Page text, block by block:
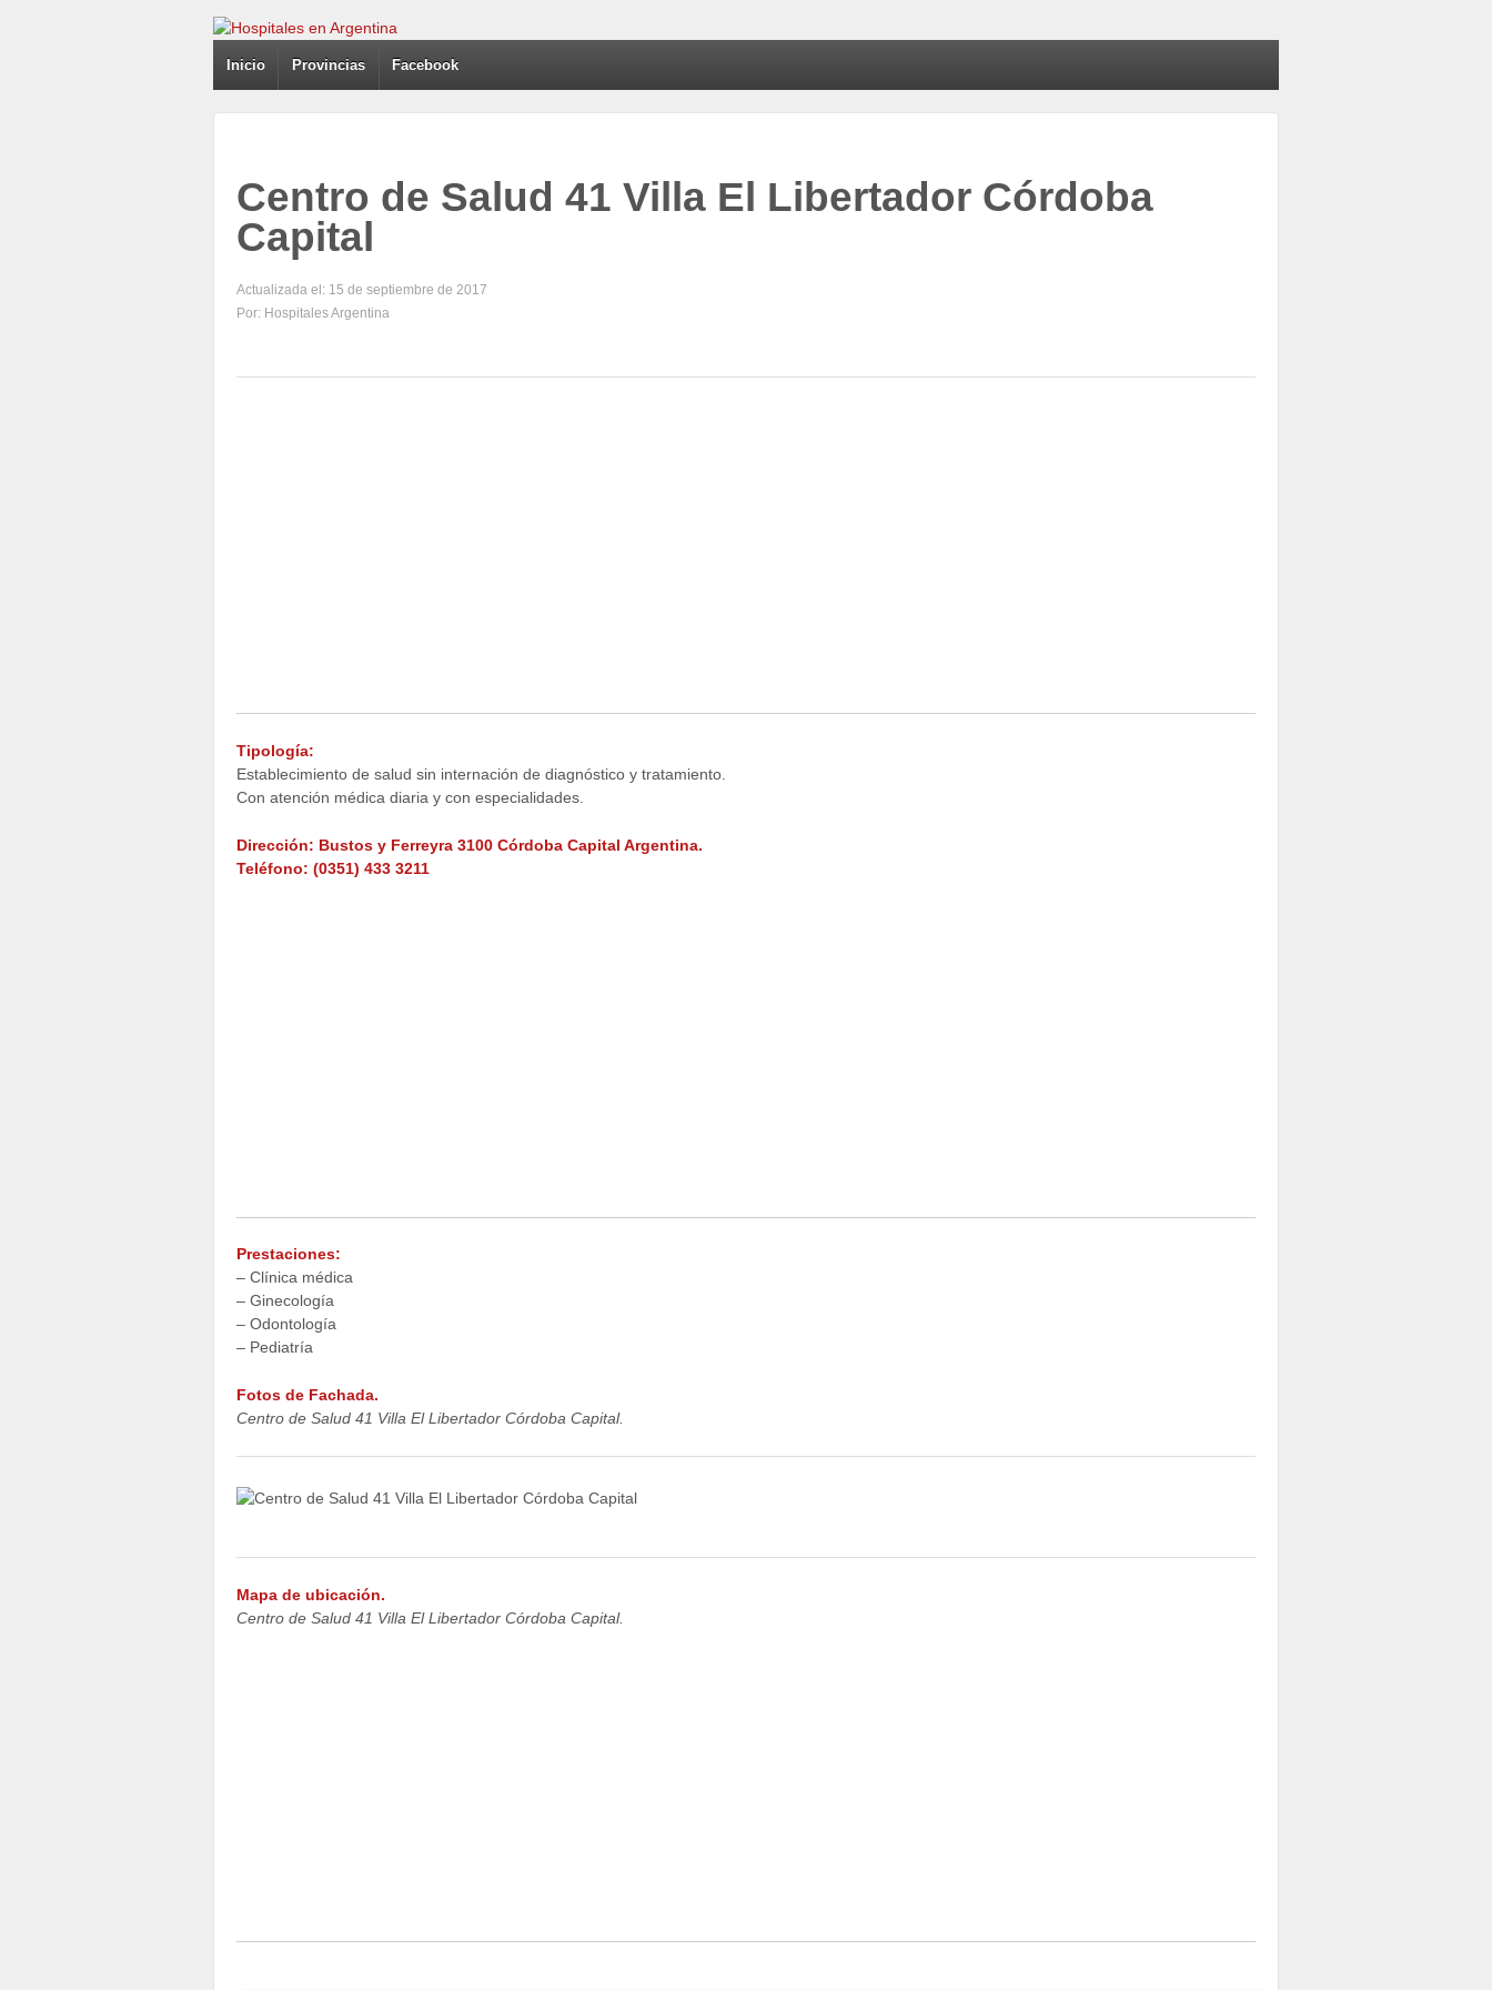
Inicio Provincias Facebook
Centro de Salud 41 Villa El Libertador Córdoba
Capital
Actualizada el: 15 de septiembre de 2017
Por: Hospitales Argentina
Tipología:
Establecimiento de salud sin internación de diagnóstico y tratamiento.
Con atención médica diaria y con especialidades.
Dirección: Bustos y Ferreyra 3100 Córdoba Capital Argentina.
Teléfono: (0351) 433 3211
Prestaciones:
– Clínica médica
– Ginecología
– Odontología
– Pediatría
Fotos de Fachada.
Centro de Salud 41 Villa El Libertador Córdoba Capital.
Mapa de ubicación.
Centro de Salud 41 Villa El Libertador Córdoba Capital.